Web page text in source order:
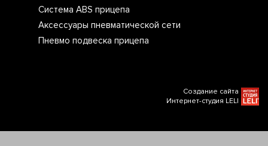
Система ABS прицепа
Аксессуары пневматической сети
Пневмо подвеска прицепа
Создание сайта
Интернет-студия LELI